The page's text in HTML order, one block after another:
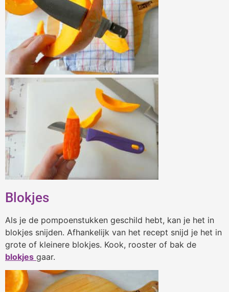
Blokjes
Als je de pompoenstukken geschild hebt, kan je het in
blokjes snijden. Afhankelijk van het recept snijd je het in
grote of kleinere blokjes. Kook, rooster of bak de
blokjes gaar.